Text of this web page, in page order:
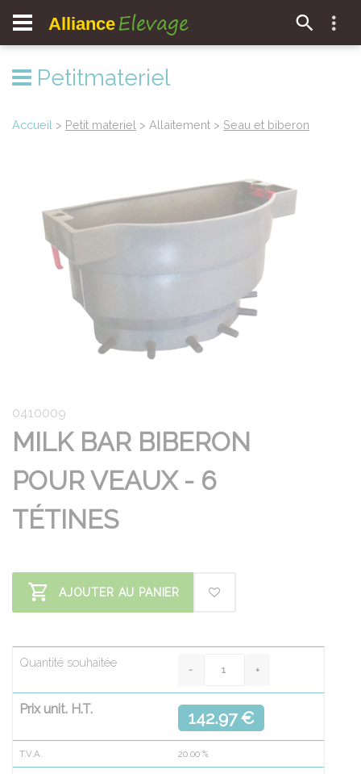
Alliance Elevage
Petitmateriel
Accueil > Petit materiel > Allaitement > Seau et biberon
0410009
MILK BAR BIBERON
POUR VEAUX - 6
TÉTINES
AJOUTER AU PANIER
Quantité souhaitée
Prix unit. H.T. 142.97 €
T.V.A. 20.00 %